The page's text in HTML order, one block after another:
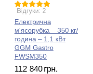
Відгуки: 2
Електрична
м'ясорубка – 350 кг/
година – 1,1 кВт
GGM Gastro
FWSM350
112 840 грн.